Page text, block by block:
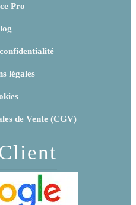
Pro
légales
de Vente (CGV)